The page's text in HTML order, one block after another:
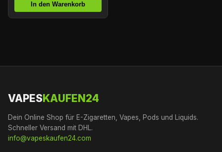
In den Warenkorb
VAPES KAUFEN24
Dein Online Shop für E-Zigaretten, Vapes, Pods und Liquids.
Schneller Versand mit DHL.
info@vapeskaufen24.com